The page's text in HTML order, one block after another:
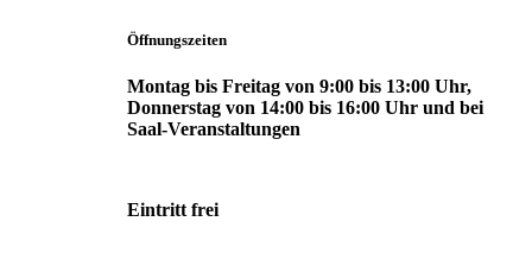
Öffnungszeiten
Montag bis Freitag von 9:00 bis 13:00 Uhr,
Donnerstag von 14:00 bis 16:00 Uhr und bei
Saal-Veranstaltungen
Eintritt frei